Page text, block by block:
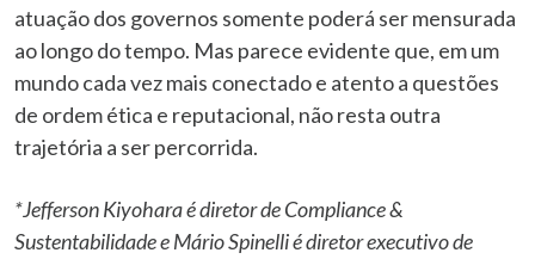
atuação dos governos somente poderá ser mensurada
ao longo do tempo. Mas parece evidente que, em um
mundo cada vez mais conectado e atento a questões
de ordem ética e reputacional, não resta outra
trajetória a ser percorrida.
*Jefferson Kiyohara é diretor de Compliance &
Sustentabilidade e Mário Spinelli é diretor executivo de